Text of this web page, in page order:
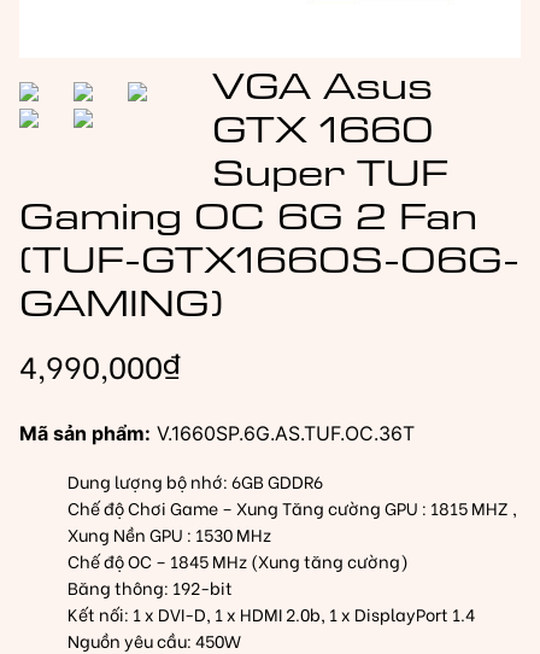
VGA Asus
GTX 1660
Super TUF
Gaming OC 6G 2 Fan
(TUF-GTX1660S-O6G-
GAMING)
4,990,000₫
Mã sản phẩm: V.1660SP.6G.AS.TUF.OC.36T
Dung lượng bộ nhớ: 6GB GDDR6
Chế độ Chơi Game – Xung Tăng cường GPU : 1815 MHZ ,
Xung Nền GPU : 1530 MHz
Chế độ OC – 1845 MHz (Xung tăng cường)
Băng thông: 192-bit
Kết nối: 1 x DVI-D, 1 x HDMI 2.0b, 1 x DisplayPort 1.4
Nguồn yêu cầu: 450W